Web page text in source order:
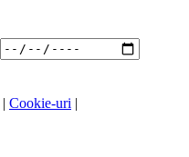
| Cookie-uri |